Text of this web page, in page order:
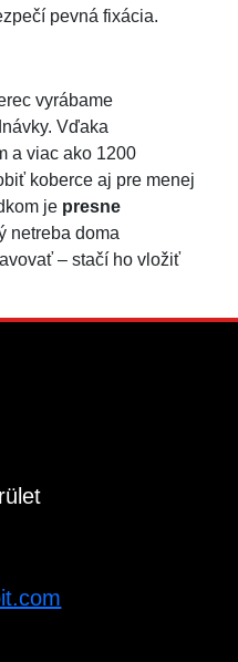
pevná fixácia.
vyrábame
Vďaka
a viac ako 1200
koberce aj pre menej
je presne
netreba doma
– stačí ho vložiť